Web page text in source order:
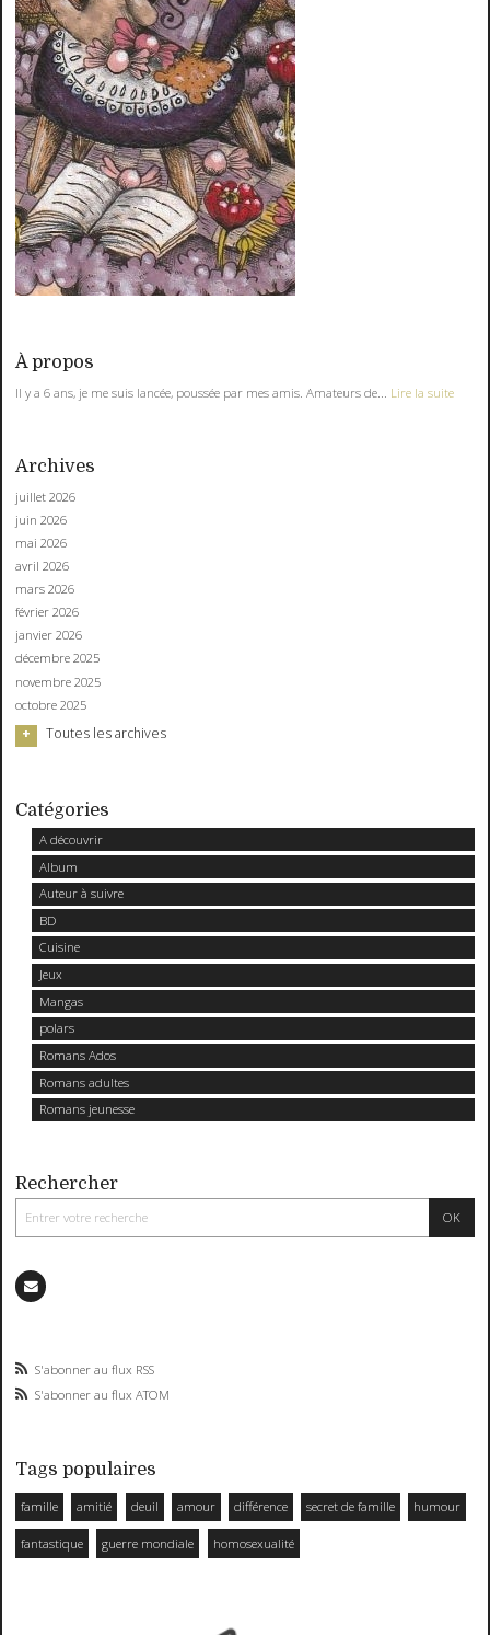
À propos
Il y a 6 ans, je me suis lancée, poussée par mes amis. Amateurs de... Lire la suite
Archives
juillet 2026
juin 2026
mai 2026
avril 2026
mars 2026
février 2026
janvier 2026
décembre 2025
novembre 2025
octobre 2025
Toutes les archives
Catégories
A découvrir
Album
Auteur à suivre
BD
Cuisine
Jeux
Mangas
polars
Romans Ados
Romans adultes
Romans jeunesse
Rechercher
S'abonner au flux RSS
S'abonner au flux ATOM
Tags populaires
famille amitié deuil amour différence secret de famille humour
fantastique guerre mondiale homosexualité